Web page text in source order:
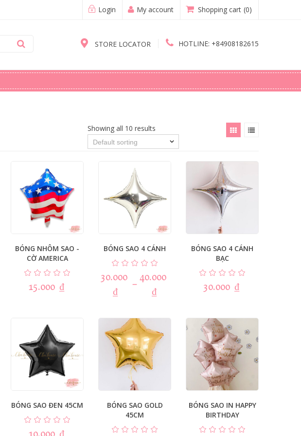
Login My account Shopping cart (0)
STORE LOCATOR HOTLINE: +84908182615
Showing all 10 results
BÓNG NHÔM SAO -
CỜ AMERICA
15.000 ₫
BÓNG SAO 4 CÁNH
30.000
₫
–
40.000
₫
BÓNG SAO 4 CÁNH
BẠC
30.000 ₫
BÓNG SAO ĐEN 45CM
10.000 ₫
BÓNG SAO GOLD
45CM
BÓNG SAO IN HAPPY
BIRTHDAY